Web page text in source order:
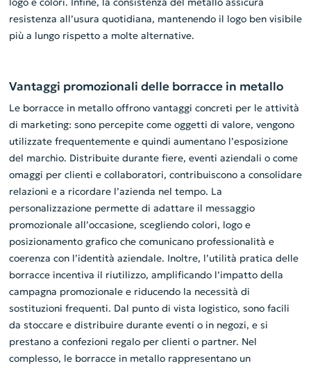
resistenza all’usura quotidiana, mantenendo il logo ben visibile
più a lungo rispetto a molte alternative.
Vantaggi promozionali delle borracce in metallo
Le borracce in metallo offrono vantaggi concreti per le attività
di marketing: sono percepite come oggetti di valore, vengono
utilizzate frequentemente e quindi aumentano l’esposizione
del marchio. Distribuite durante fiere, eventi aziendali o come
omaggi per clienti e collaboratori, contribuiscono a consolidare
relazioni e a ricordare l’azienda nel tempo. La
personalizzazione permette di adattare il messaggio
promozionale all’occasione, scegliendo colori, logo e
posizionamento grafico che comunicano professionalità e
coerenza con l’identità aziendale. Inoltre, l’utilità pratica delle
borracce incentiva il riutilizzo, amplificando l’impatto della
campagna promozionale e riducendo la necessità di
sostituzioni frequenti. Dal punto di vista logistico, sono facili
da stoccare e distribuire durante eventi o in negozi, e si
prestano a confezioni regalo per clienti o partner. Nel
complesso, le borracce in metallo rappresentano un